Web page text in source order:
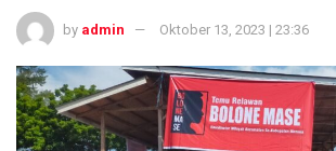
by admin Oktober 13, 2023 | 23:36